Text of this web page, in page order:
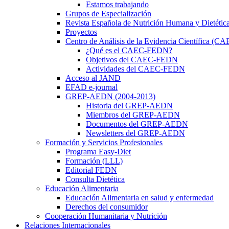
Estamos trabajando
Grupos de Especialización
Revista Española de Nutrición Humana y Dietética
Proyectos
Centro de Análisis de la Evidencia Científica
¿Qué es el CAEC-FEDN?
Objetivos del CAEC-FEDN
Actividades del CAEC-FEDN
Acceso al JAND
EFAD e-journal
GREP-AEDN (2004-2013)
Historia del GREP-AEDN
Miembros del GREP-AEDN
Documentos del GREP-AEDN
Newsletters del GREP-AEDN
Formación y Servicios Profesionales
Programa Easy-Diet
Formación (LLL)
Editorial FEDN
Consulta Dietética
Educación Alimentaria
Educación Alimentaria en salud y enfermedad
Derechos del consumidor
Cooperación Humanitaria y Nutrición
Relaciones Internacionales